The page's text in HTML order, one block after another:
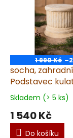
1 990 Kč
socha,
Podstavec
Skladem (> 5 ks)
1 540 Kč
Do košíku